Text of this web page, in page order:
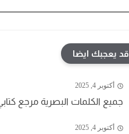
قد يعجبك ايضا
أكتوبر 4, 2025
جميع الكلمات البصرية مرجع
أكتوبر 4, 2025